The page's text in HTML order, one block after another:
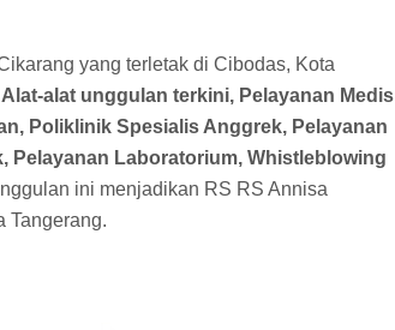
yang terletak di Cibodas, Kota
Alat-alat unggulan terkini, Pelayanan Medis
Poliklinik Spesialis Anggrek, Pelayanan
Pelayanan Laboratorium, Whistleblowing
ini menjadikan RS RS Annisa
Tangerang.